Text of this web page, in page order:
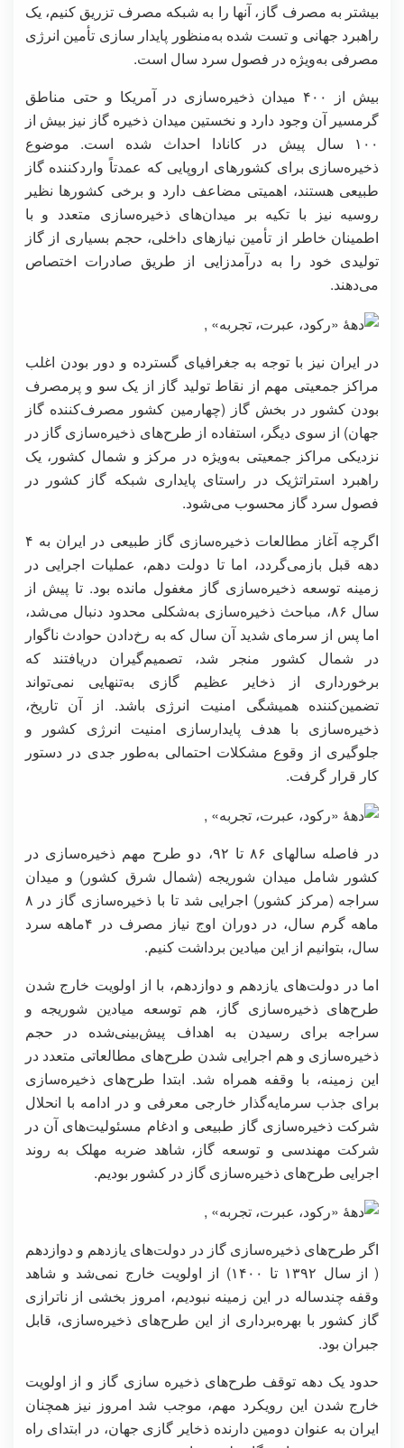
بیشتر به مصرف گاز، آنها را به شبکه مصرف تزریق کنیم، یک
راهبرد جهانی و تست شده به‌منظور پایدار سازی تأمین انرژی
مصرفی به‌ویژه در فصول سرد سال است.
بیش از ۴۰۰ میدان ذخیره‌سازی در آمریکا و حتی مناطق
گرمسیر آن وجود دارد و نخستین میدان ذخیره گاز نیز بیش از
۱۰۰ سال پیش در کانادا احداث شده است. موضوع
ذخیره‌سازی برای کشورهای اروپایی که عمدتاً واردکننده گاز
طبیعی هستند، اهمیتی مضاعف دارد و برخی کشورها نظیر
روسیه نیز با تکیه بر میدان‌های ذخیره‌سازی متعدد و با
اطمینان خاطر از تأمین نیازهای داخلی، حجم بسیاری از گاز
تولیدی خود را به درآمدزایی از طریق صادرات اختصاص
می‌دهند.
در ایران نیز با توجه به جغرافیای گسترده و دور بودن اغلب
مراکز جمعیتی مهم از نقاط تولید گاز از یک سو و پرمصرف
بودن کشور در بخش گاز (چهارمین کشور مصرف‌کننده گاز
جهان) از سوی دیگر، استفاده از طرح‌های ذخیره‌سازی گاز در
نزدیکی مراکز جمعیتی به‌ویژه در مرکز و شمال کشور، یک
راهبرد استراتژیک در راستای پایداری شبکه گاز کشور در
فصول سرد گاز محسوب می‌شود.
اگرچه آغاز مطالعات ذخیره‌سازی گاز طبیعی در ایران به ۴
دهه قبل بازمی‌گردد، اما تا دولت دهم، عملیات اجرایی در
زمینه توسعه ذخیره‌سازی گاز مغفول مانده بود. تا پیش از
سال ۸۶، مباحث ذخیره‌سازی به‌شکلی محدود دنبال می‌شد،
اما پس از سرمای شدید آن سال که به رخ‌دادن حوادث ناگوار
در شمال کشور منجر شد، تصمیم‌گیران دریافتند که
برخورداری از ذخایر عظیم گازی به‌تنهایی نمی‌تواند
تضمین‌کننده همیشگی امنیت انرژی باشد. از آن تاریخ،
ذخیره‌سازی با هدف پایدارسازی امنیت انرژی کشور و
جلوگیری از وقوع مشکلات احتمالی به‌طور جدی در دستور
کار قرار گرفت.
در فاصله سالهای ۸۶ تا ۹۲، دو طرح مهم ذخیره‌سازی در
کشور شامل میدان شوریجه (شمال شرق کشور) و میدان
سراجه (مرکز کشور) اجرایی شد تا با ذخیره‌سازی گاز در ۸
ماهه گرم سال، در دوران اوج نیاز مصرف در ۴ماهه سرد
سال، بتوانیم از این میادین برداشت کنیم.
اما در دولت‌های یازدهم و دوازدهم، با از اولویت خارج شدن
طرح‌های ذخیره‌سازی گاز، هم توسعه میادین شوریجه و
سراجه برای رسیدن به اهداف پیش‌بینی‌شده در حجم
ذخیره‌سازی و هم اجرایی شدن طرح‌های مطالعاتی متعدد در
این زمینه، با وقفه همراه شد. ابتدا طرح‌های ذخیره‌سازی
برای جذب سرمایه‌گذار خارجی معرفی و در ادامه با انحلال
شرکت ذخیره‌سازی گاز طبیعی و ادغام مسئولیت‌های آن در
شرکت مهندسی و توسعه گاز، شاهد ضربه مهلک به روند
اجرایی طرح‌های ذخیره‌سازی گاز در کشور بودیم.
اگر طرح‌های ذخیره‌سازی گاز در دولت‌های یازدهم و دوازدهم
( از سال ۱۳۹۲ تا ۱۴۰۰) از اولویت خارج نمی‌شد و شاهد
وقفه چندساله در این زمینه نبودیم، امروز بخشی از ناترازی
گاز کشور با بهره‌برداری از این طرح‌های ذخیره‌سازی، قابل
جبران بود.
حدود یک دهه توقف طرح‌های ذخیره سازی گاز و از اولویت
خارج شدن این رویکرد مهم، موجب شد امروز نیز همچنان
ایران به عنوان دومین دارنده ذخایر گازی جهان، در ابتدای راه